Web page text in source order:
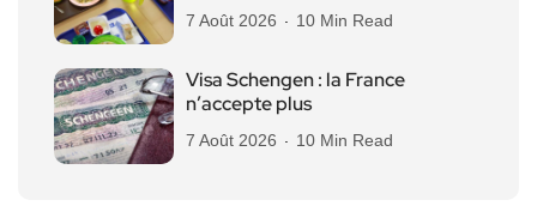
7 Août 2026 10 Min Read
Visa Schengen : la France
n’accepte plus
7 Août 2026 10 Min Read